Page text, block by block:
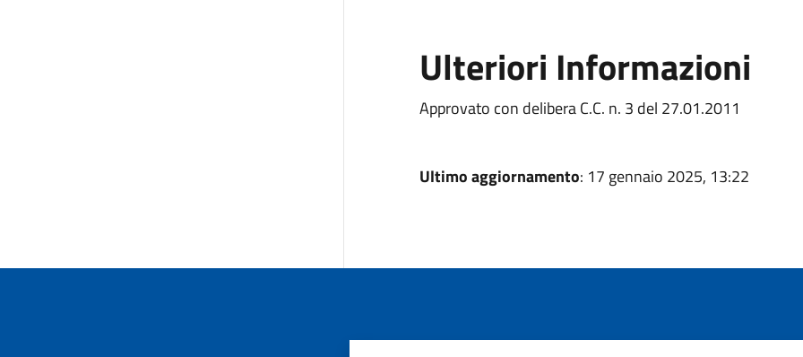
Ulteriori Informazioni
Approvato con delibera C.C. n. 3 del 27.01.2011
Ultimo aggiornamento: 17 gennaio 2025, 13:22